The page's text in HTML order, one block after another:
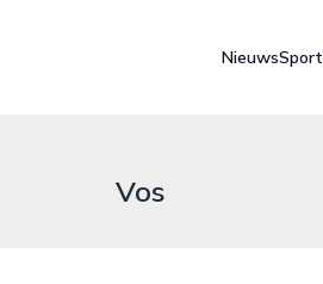
NieuwsSport
Vos